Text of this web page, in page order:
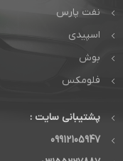
نفت پارس
اسپیدی
بوش
فلومکس
پشتیبانی سایت :
09912105947